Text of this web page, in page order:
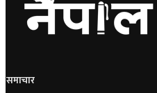
समाचार